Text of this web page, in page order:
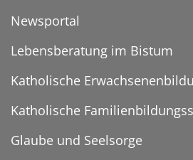
Newsportal
Lebensberatung im Bistum
Katholische
Katholische
Glaube und Seelsorge